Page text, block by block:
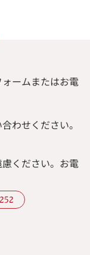
ームまたはお電
わせください。
ください。 お電